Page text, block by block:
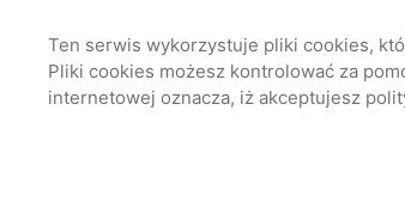
Ten serwis wykorzystuje pliki cookies,
Pliki cookies możesz kontrolować za
internetowej oznacza, iż akceptujesz